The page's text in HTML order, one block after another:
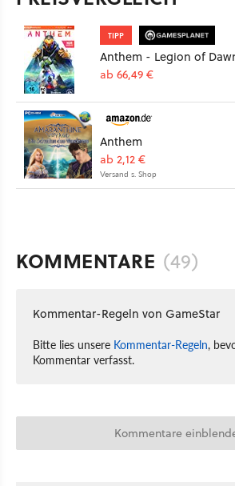
TIPP
Anthem - Legion of
ab 66,49 €
Anthem
ab 2,12 €
Versand s. Shop
KOMMENTARE (49)
Kommentar-Regeln von GameStar
Bitte lies unsere Kommentar-Regeln,
Kommentar verfasst.
Kommentare